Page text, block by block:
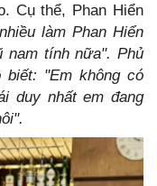
Cụ thể, Phan Hiển
làm Phan Hiển
nam tính nữa". Phủ
biết: "Em không có
duy nhất em đang